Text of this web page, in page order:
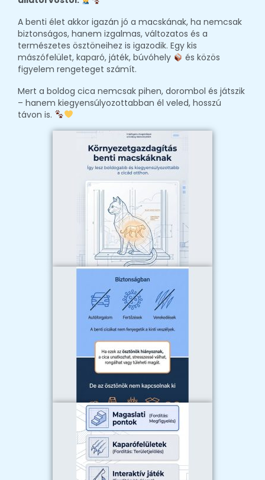
A benti élet akkor igazán jó a macskának, ha nemcsak
biztonságos, hanem izgalmas, változatos és a
természetes ösztöneihez is igazodik. Egy kis
mászófelület, kaparó, játék, búvóhely
és közös
figyelem rengeteget számít.
Mert a boldog cica nemcsak pihen, dorombol és játszik
– hanem kiegyensúlyozottabban él veled, hosszú
távon is.